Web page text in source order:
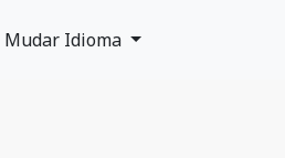
Mudar Idioma